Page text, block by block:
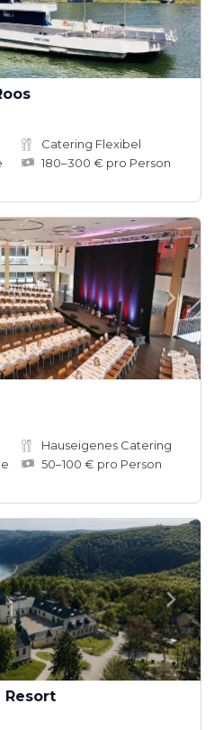
Catering Flexibel
180–300 € pro Person
Hauseigenes Catering
50–100 € pro Person
Resort